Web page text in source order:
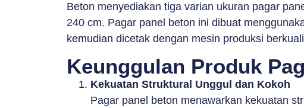
Beton menyediakan tiga varian ukuran pagar
240 cm. Pagar panel beton ini dibuat
kemudian dicetak dengan mesin produksi
Keunggulan Produk
Kekuatan Struktural Unggul dan Kokoh
Pagar panel beton menawarkan kekuatan